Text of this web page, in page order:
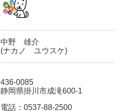
中野 雄介
(ナカノ ユウスケ)
436-0085
静岡県掛川市成滝600-1
電話：0537-88-2500